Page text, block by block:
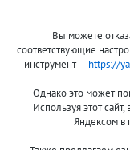
ПомощьВы можете
соответствующие
инструмент — https://
Однако это может
Используя этот
Яндексом в